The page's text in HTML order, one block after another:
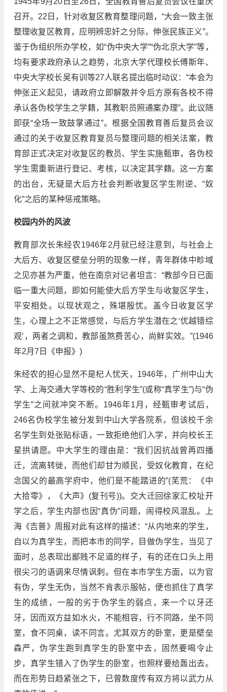
召开。22日，针对收复区教育整理问题，“大会一致主张
整理收复区教育，应明辨忠奸之分际，伸张民族正义”。
鉴于伪组织所办学校，如“伪中央大学”“伪北京大学”等，
均有要求政府承认之趋势，北京大学代理校长傅斯年、
中央大学校长吴有训等27人联名提出临时动议：“本会为
伸张正义起见，请政府立即解散并令后方原有各校不得
承认各伪校学生之学籍，其教职员照通案办理”。此议随
即获“全场一致鼓掌通过”。根据全国教育善后复员会议
通过的关于收复区教育复员与整理问题的相关法案，教
育部正式决定对收复区的教员、学生实施甄审，各伪校
学生需重新进行登记、考核，以决定其学籍。这一方案
的出台，无疑是大后方社会判断收复区学生附逆、“奴
化”之后的某种惩戒策略。
校园内外的风波
教育部次长朱经农1946年2月就已经注意到，与社会上
大后方、收复区壁垒分明的现象一样，青年群体中畛域
之见亦甚为严重，他在南京对记者坦言：“教部今日已面
临一重大问题，即如何能使大后方学生与收复区学生，
平安相处。以现状观之，殊堪殷忧。盖今日收复区学
生，心理上之不正常感觉，与后方学生潜在之‘优越错综
观’，两者之调和，教部虽煞费苦心，尚鲜实效。”(1946
年2月7日《申报》)
朱经农的担心显然不是杞人忧天，1946年，广州中山大
学、上海交通大学等校的“胜利学生”(或称“真学生”)与“伪
学生”之间就冲突不断。1946年1月，经甄审考试后，
246名伪校学生被分发到中山大学各院系，但该校千余
名学生到处张贴标语，一致拒绝他们入学，并向校长王
星拱请愿。中大学生的理由是：“我们因抗战曾再四播
迁，流离转徙，而他们却甘为顺民，受奴化教育，在纪
念国父的最高学府中，他们是不能踏进的”(芜荒：《中
大拾零》，《大声》(复刊号))。交大迁回徐家汇校址开
学之后，学生内部也因“真伪”问题，闹得校风混乱。上
海《吉普》周报对此有这样的描述：“从内地来的学生，
自以为真学生，而把本市的同学，目做伪学生，当见了
面时，总表现出鄙贱不足道的样子，有的还在口头上用
很尖刁的语调来尽情讽刺。但在本市学生方面，以为官
有伪，学生无伪，当然不肯表示服帖，便也抓住了真学
生的成绩，一般的劣于伪学生的弱点，来一个以牙还
牙，因而双方益如水火，不能相容，行不同路，坐不同
室，食不同桌，读不同言。尤其双方的卧室，更是壁垒
森严，伪学生跑到真学生的卧室中去，固然要喝令止
步，真学生错入了伪学生的卧室，也照样要给轰出去。
而在形势日趋紧张之下，已曾数度传有双方将以武力从